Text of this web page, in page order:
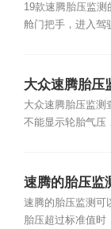
19款速腾胎压监测
舱门把手，进入驾
大众速腾胎压
大众速腾胎压监测
不能显示轮胎气压
速腾的胎压监
速腾的胎压监测可
胎压超过标准值时